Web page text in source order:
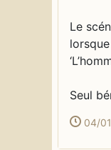
Le
Seul
04/